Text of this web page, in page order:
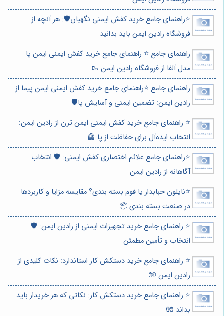
⭐️راهنمای جامع خرید کفش ایمنی نگهبان🛡️: هر آنچه از
فروشگاه رادین ایمن باید بدانید
راهنمای جامع ⭐️ راهنمای جامع خرید کفش ایمنی ایمن پا
مدل آلفا از فروشگاه رادین ایمن 🥾
راهنمای جامع ⭐️راهنمای جامع خرید کفش ایمنی ایمن پیما از
رادین ایمن: تضمین ایمنی و آسایش پا🛡️
⭐️ راهنمای جامع خرید کفش ایمنی ایمن ترن از رادین ایمن:
انتخاب ایده‌آل برای حفاظت از پا 🦺
⭐️راهنمای جامع علائم اختصاری کفش ایمنی: 🛡️ انتخاب
آگاهانه از رادین ایمن
⭐️نایلون حبابدار یا فوم بسته بندی؟ مقایسه مزایا و کاربردها
در صنعت بسته بندی 📦
⭐️ راهنمای جامع خرید تجهیزات ایمنی از رادین ایمن: 🛡️
انتخاب و تأمین مطمئن
⭐️ راهنمای جامع خرید دستکش کار استاندارد: نکات کلیدی از
رادین ایمن 🧤
⭐️ راهنمای جامع خرید دستکش کار: نکاتی که هر خریدار باید
بداند 🧤